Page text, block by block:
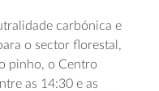
carbónica e
o sector florestal,
pinho, o Centro
as 14:30 e as